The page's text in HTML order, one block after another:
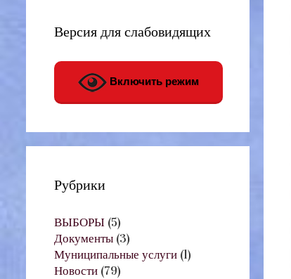
Версия для слабовидящих
Включить режим
Рубрики
ВЫБОРЫ (5)
Документы (3)
Муниципальные услуги (1)
Новости (79)